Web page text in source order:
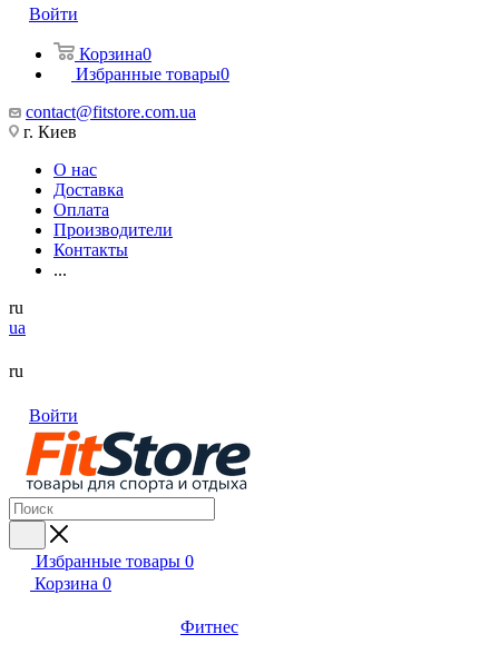
Войти
Корзина0
Избранные товары0
contact@fitstore.com.ua
г. Киев
О нас
Доставка
Оплата
Производители
Контакты
...
ru
ua
ru
Войти
Избранные товары 0
Корзина 0
Фитнес